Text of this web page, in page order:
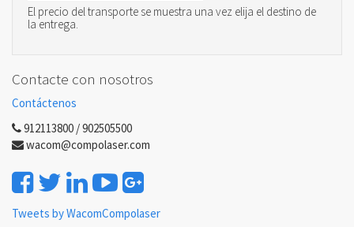
El precio del transporte se muestra una vez elija el destino de
la entrega.
Contacte con nosotros
Contáctenos
912113800 / 902505500
wacom@compolaser.com
Tweets by WacomCompolaser